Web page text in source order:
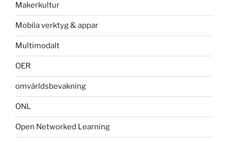
Makerkultur
Mobila verktyg & appar
Multimodalt
OER
omvärldsbevakning
ONL
Open Networked Learning